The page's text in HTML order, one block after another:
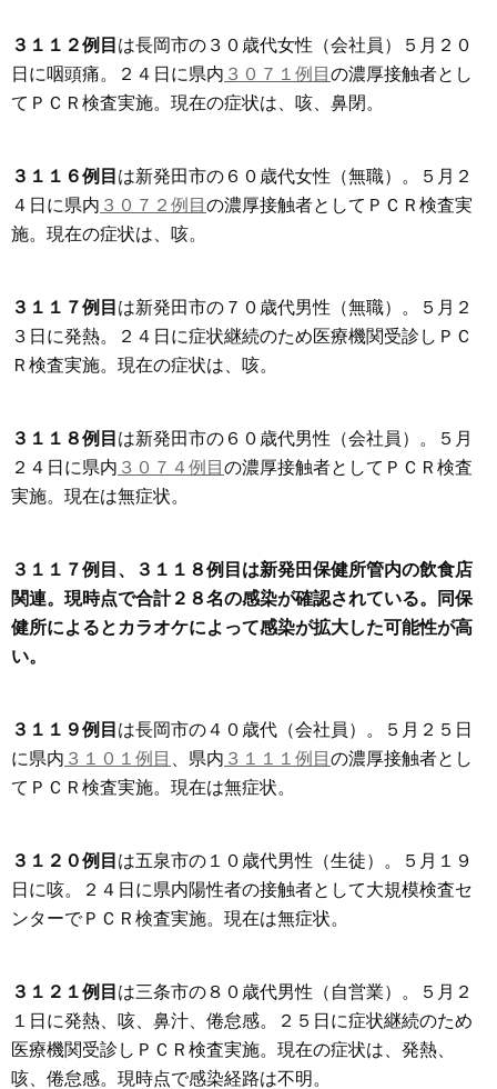
３１１２例目 は長岡市の３０歳代女性（会社員）５月２０
日に咽頭痛。２４日に県内 ３０７１例目 の濃厚接触者とし
てＰＣＲ検査実施。現在の症状は、咳、鼻閉。
３１１６例目 は新発田市の６０歳代女性（無職）。５月２
４日に県内 ３０７２例目 の濃厚接触者としてＰＣＲ検査実
施。現在の症状は、咳。
３１１７例目 は新発田市の７０歳代男性（無職）。５月２
３日に発熱。２４日に症状継続のため医療機関受診しＰＣ
Ｒ検査実施。現在の症状は、咳。
３１１８例目 は新発田市の６０歳代男性（会社員）。５月
２４日に県内 ３０７４例目 の濃厚接触者としてＰＣＲ検査
実施。現在は無症状。
３１１７例目、３１１８例目は新発田保健所管内の飲食店
関連。現時点で合計２８名の感染が確認されている。同保
健所によるとカラオケによって感染が拡大した可能性が高
い。
３１１９例目 は長岡市の４０歳代（会社員）。５月２５日
に県内 ３１０１例目 、県内 ３１１１例目 の濃厚接触者とし
てＰＣＲ検査実施。現在は無症状。
３１２０例目 は五泉市の１０歳代男性（生徒）。５月１９
日に咳。２４日に県内陽性者の接触者として大規模検査セ
ンターでＰＣＲ検査実施。現在は無症状。
３１２１例目 は三条市の８０歳代男性（自営業）。５月２
１日に発熱、咳、鼻汁、倦怠感。２５日に症状継続のため
医療機関受診しＰＣＲ検査実施。現在の症状は、発熱、
咳、倦怠感。現時点で感染経路は不明。